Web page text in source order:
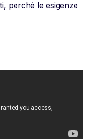
perché le esigenze